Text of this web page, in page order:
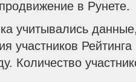
в Рунете.
учитывались
участников
Количество